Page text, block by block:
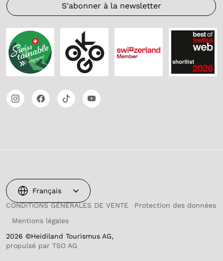
S'abonner à la newsletter
CONDITIONS GÉNÉRALES DE VENTE
Protection des données
Mentions légales
2026 ©Heidiland Tourismus AG,
propulsé par TSO AG
Français